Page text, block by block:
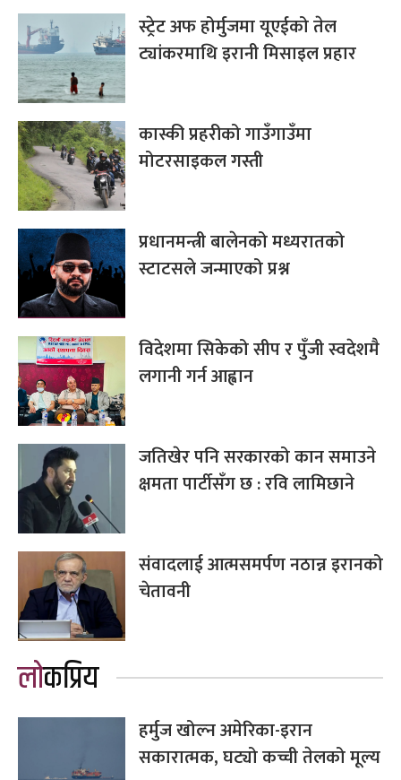
स्ट्रेट अफ होर्मुजमा यूएईको तेल
ट्यांकरमाथि इरानी मिसाइल प्रहार
कास्की प्रहरीको गाउँगाउँमा
मोटरसाइकल गस्ती
प्रधानमन्त्री बालेनको मध्यरातको
स्टाटसले जन्माएको प्रश्न
विदेशमा सिकेको सीप र पुँजी स्वदेशमै
लगानी गर्न आह्वान
जतिखेर पनि सरकारको कान समाउने
क्षमता पार्टीसँग छ : रवि लामिछाने
संवादलाई आत्मसमर्पण नठान्न इरानको
चेतावनी
लोकप्रिय
हर्मुज खोल्न अमेरिका-इरान
सकारात्मक, घट्यो कच्ची तेलको मूल्य